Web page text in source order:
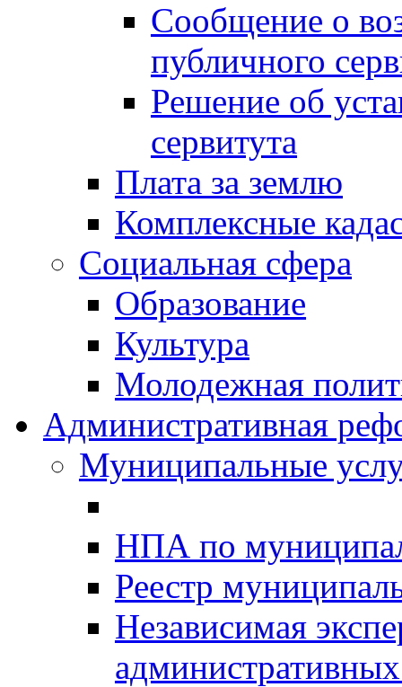
Сообщение о
публичного
Решение об
сервитута
Плата за землю
Комплексные
Социальная сфера
Образование
Культура
Молодежная
Административная
Муниципальные
НПА по
Реестр
Независимая